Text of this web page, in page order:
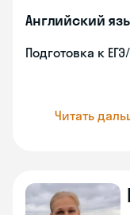
Английский
Подготовка к
Читать